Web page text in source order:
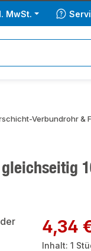
MwSt.
Verbundrohr &
Regulärer
4,34
Inhalt: 1